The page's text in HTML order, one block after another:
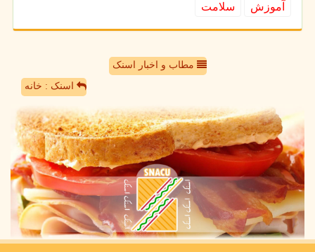
آموزش
سلامت
مطاب و اخبار اسنک
اسنک : خانه